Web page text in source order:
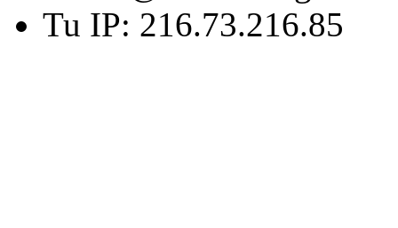
Tu IP: 216.73.216.85